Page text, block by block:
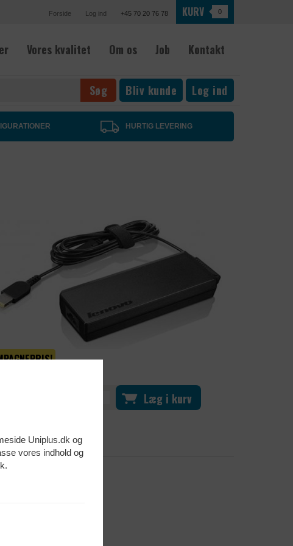
Uniplus.dk og
vores indhold og
Forside Log ind +45 70 20 76 78 KURV 0
Vores kvalitet Om os Job Kontakt
Bliv kunde Log ind
HURTIG LEVERING
Læg i kurv